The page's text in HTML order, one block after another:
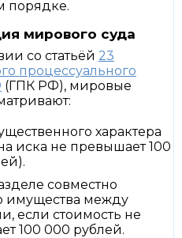
порядке.
мирового суда
со статьёй 23
процессуального
(ГПК РФ), мировые
характера
иска не превышает 100
совместно
имущества между
если стоимость не
100 000 рублей.